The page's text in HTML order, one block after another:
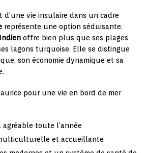
d’une vie insulaire dans un cadre
représente une option séduisante.
offre bien plus que ses plages
lagons turquoise. Elle se distingue
son économie dynamique et sa
pour une vie en bord de mer
toute l’année
et accueillante